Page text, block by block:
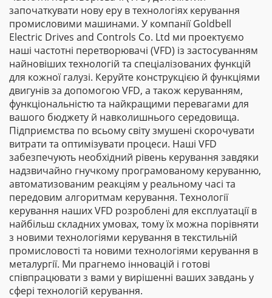
започаткувати нову еру в технологіях керування
промисловими машинами. У компанії Goldbell
Electric Drives and Controls Co. Ltd ми проектуємо
наші частотні перетворювачі (VFD) із застосуванням
найновіших технологій та спеціалізованих функцій
для кожної галузі. Керуйте конструкцією й функціями
двигунів за допомогою VFD, а також керуванням,
функціональністю та найкращими перевагами для
вашого бюджету й навколишнього середовища.
Підприємства по всьому світу змушені скорочувати
витрати та оптимізувати процеси. Наші VFD
забезпечують необхідний рівень керування завдяки
надзвичайно гнучкому програмованому керуванню,
автоматизованим реакціям у реальному часі та
передовим алгоритмам керування. Технології
керування наших VFD розроблені для експлуатації в
найбільш складних умовах, тому їх можна порівняти
з новими технологіями керування в текстильній
промисловості та новими технологіями керування в
металургії. Ми прагнемо інновацій і готові
співпрацювати з вами у вирішенні ваших завдань у
сфері технологій керування.